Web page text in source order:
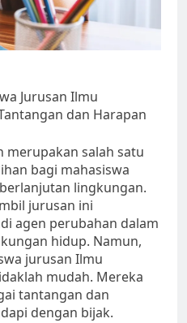
Jurusan Ilmu
dan Harapan
merupakan salah satu
bagi mahasiswa
lingkungan.
jurusan ini
agen perubahan dalam
hidup. Namun,
jurusan Ilmu
mudah. Mereka
tantangan dan
dengan bijak.